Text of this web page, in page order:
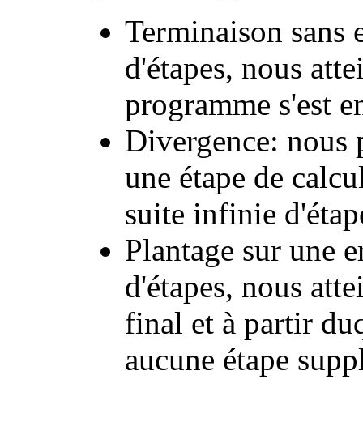
Terminaison sans
d'étapes, nous
programme s'est
Divergence: nous
une étape de
suite infinie
Plantage sur une
d'étapes, nous
final et à partir
aucune étape